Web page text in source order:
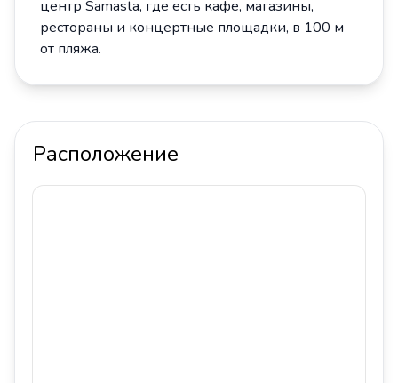
центр Samasta, где есть кафе, магазины,
рестораны и концертные площадки, в 100 м
от пляжа.
Расположение